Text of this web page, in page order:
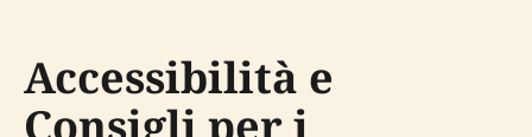
Accessibilità e